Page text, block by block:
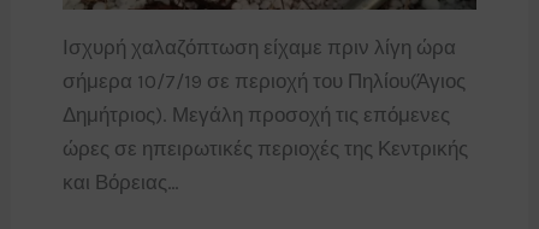
Ισχυρή χαλαζόπτωση είχαμε πριν λίγη ώρα
σήμερα 10/7/19 σε περιοχή του Πηλίου(Άγιος
Δημήτριος). Μεγάλη προσοχή τις επόμενες
ώρες σε ηπειρωτικές περιοχές της Κεντρικής
και Βόρειας…